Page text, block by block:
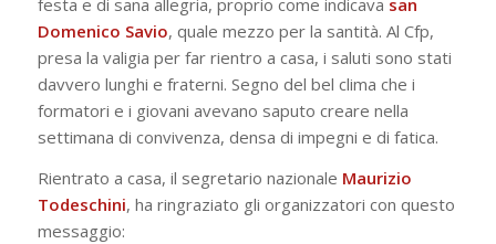
festa e di sana allegria, proprio come indicava san
Domenico Savio, quale mezzo per la santità. Al Cfp,
presa la valigia per far rientro a casa, i saluti sono stati
davvero lunghi e fraterni. Segno del bel clima che i
formatori e i giovani avevano saputo creare nella
settimana di convivenza, densa di impegni e di fatica.
Rientrato a casa, il segretario nazionale Maurizio
Todeschini, ha ringraziato gli organizzatori con questo
messaggio: